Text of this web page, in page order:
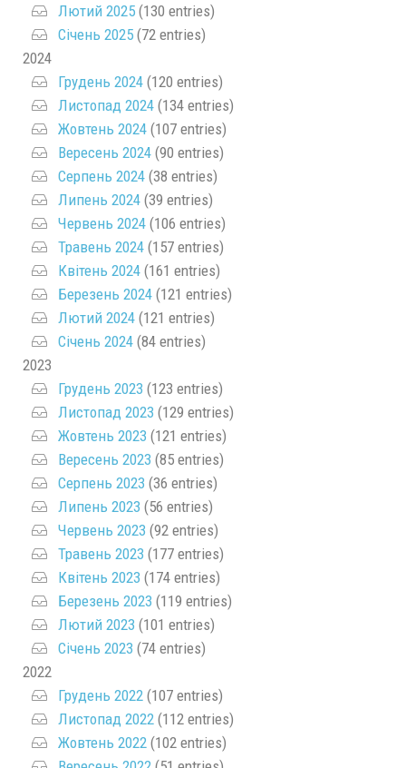
Лютий 2025 (130 entries)
Січень 2025 (72 entries)
2024
Грудень 2024 (120 entries)
Листопад 2024 (134 entries)
Жовтень 2024 (107 entries)
Вересень 2024 (90 entries)
Серпень 2024 (38 entries)
Липень 2024 (39 entries)
Червень 2024 (106 entries)
Травень 2024 (157 entries)
Квітень 2024 (161 entries)
Березень 2024 (121 entries)
Лютий 2024 (121 entries)
Січень 2024 (84 entries)
2023
Грудень 2023 (123 entries)
Листопад 2023 (129 entries)
Жовтень 2023 (121 entries)
Вересень 2023 (85 entries)
Серпень 2023 (36 entries)
Липень 2023 (56 entries)
Червень 2023 (92 entries)
Травень 2023 (177 entries)
Квітень 2023 (174 entries)
Березень 2023 (119 entries)
Лютий 2023 (101 entries)
Січень 2023 (74 entries)
2022
Грудень 2022 (107 entries)
Листопад 2022 (112 entries)
Жовтень 2022 (102 entries)